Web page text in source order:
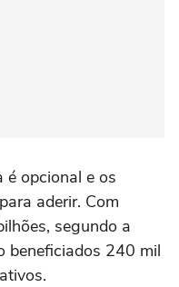
é opcional e os
aderir. Com
segundo a
beneficiados 240 mil